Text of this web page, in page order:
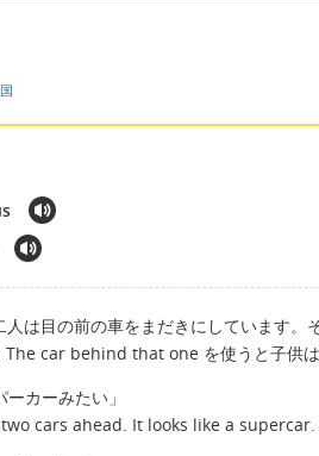
人は目の前の車をまだきにしています
car behind that one を使うと子供は
カーみたい」
cars ahead. It looks like a supercar.